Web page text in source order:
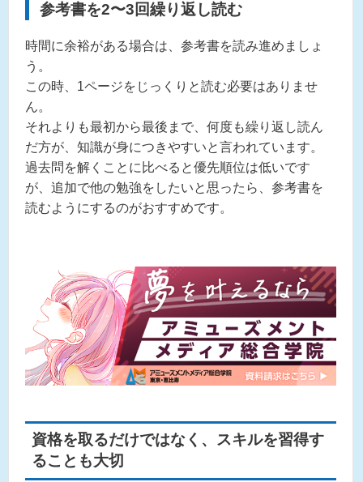
参考書を2〜3回繰り返し読む
時間に余裕がある場合は、参考書を読み進めましょ
う。
この時、1ページをじっくりと読む必要はありませ
ん。
それよりも最初から最後まで、何度も繰り返し読ん
だ方が、知識が身につきやすいと言われています。
過去問を解くことに比べると優先順位は低いです
が、追加で他の勉強をしたいと思ったら、参考書を
読むようにするのがおすすめです。
資格を取るだけではなく、スキルを習得す
ることも大切